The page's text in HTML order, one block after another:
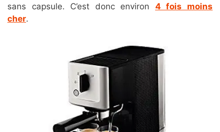
sans capsule. C’est donc environ 4 fois moins
cher.